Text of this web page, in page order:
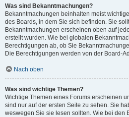
Was sind Bekanntmachungen?
Bekanntmachungen beinhalten meist
des Boards, in dem Sie sich befinden. Sie
Bekanntmachungen erscheinen oben auf
erstellt wurden. Wie bei globalen
Berechtigungen ab, ob Sie
Die Berechtigungen werden von der Board-
Nach oben
Was sind wichtige Themen?
Wichtige Themen eines Forums erscheinen
sind nur auf der ersten Seite zu sehen. Sie
weswegen Sie sie lesen sollten. Wie bei den